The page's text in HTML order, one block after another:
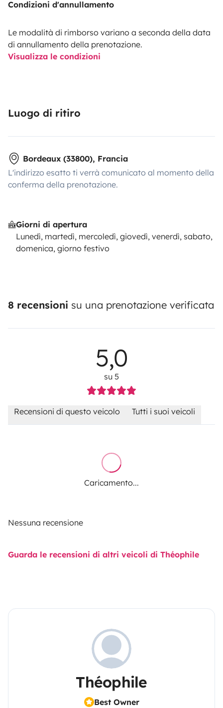
Condizioni d'annullamento
Le modalità di rimborso variano a seconda della data
di annullamento della prenotazione.
Visualizza le condizioni
Luogo di ritiro
Bordeaux (33800), Francia
L'indirizzo esatto ti verrà comunicato al momento della
conferma della prenotazione.
Giorni di apertura
Lunedì, martedì, mercoledì, giovedì, venerdì, sabato,
domenica, giorno festivo
8 recensioni su una prenotazione verificata
5,0
su 5
Recensioni di questo veicolo Tutti i suoi veicoli
Caricamento...
Nessuna recensione
Guarda le recensioni di altri veicoli di Théophile
Théophile
Best Owner